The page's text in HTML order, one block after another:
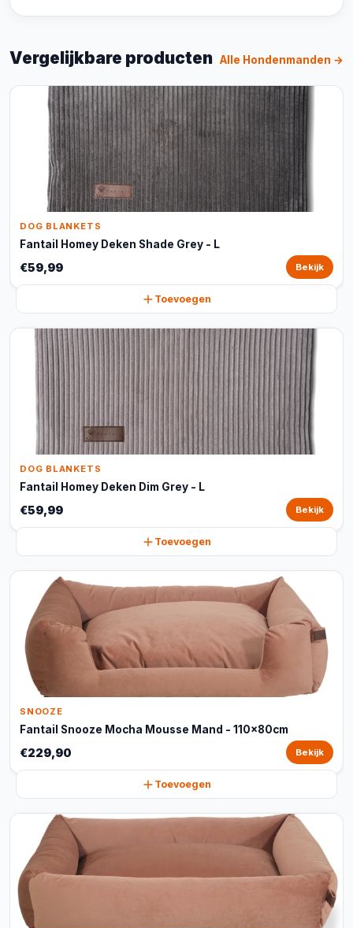
Vergelijkbare producten Alle Hondenmanden →
DOG BLANKETS
Fantail Homey Deken Shade Grey - L
€59,99 Bekijk
Toevoegen
DOG BLANKETS
Fantail Homey Deken Dim Grey - L
€59,99 Bekijk
Toevoegen
SNOOZE
Fantail Snooze Mocha Mousse Mand - 110x80cm
€229,90 Bekijk
Toevoegen